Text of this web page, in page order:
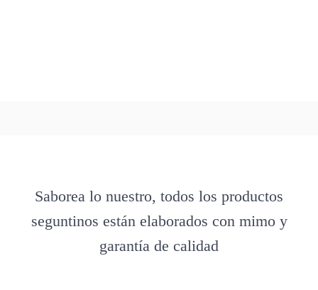
Saborea lo nuestro, todos los productos
seguntinos están elaborados con mimo y
garantía de calidad